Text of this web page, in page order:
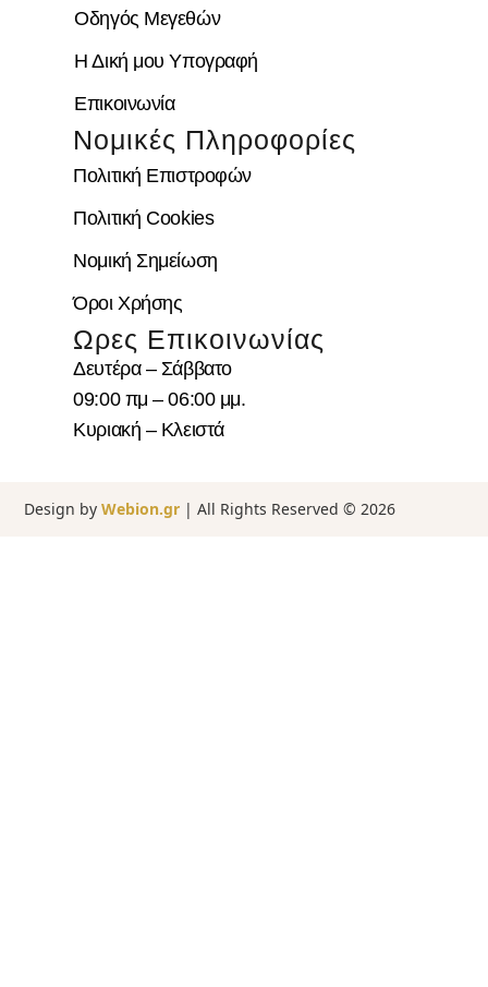
Οδηγός Μεγεθών
Η Δική μου Υπογραφή
Επικοινωνία
Νομικές Πληροφορίες
Πολιτική Επιστροφών
Πολιτική Cookies
Νομική Σημείωση
Όροι Χρήσης
Ωρες Επικοινωνίας
Δευτέρα – Σάββατο
09:00 πμ – 06:00 μμ.
Κυριακή – Κλειστά
Design byWebion.gr | All Rights Reserved ©2026